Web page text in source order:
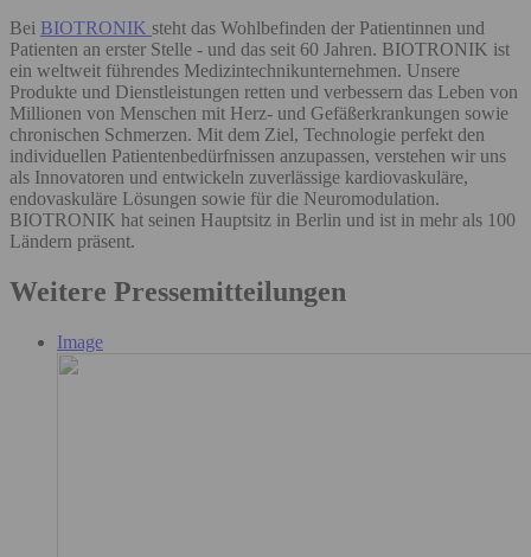
Bei BIOTRONIK steht das Wohlbefinden der Patientinnen und
Patienten an erster Stelle - und das seit 60 Jahren. BIOTRONIK ist
ein weltweit führendes Medizintechnikunternehmen. Unsere
Produkte und Dienstleistungen retten und verbessern das Leben von
Millionen von Menschen mit Herz- und Gefäßerkrankungen sowie
chronischen Schmerzen. Mit dem Ziel, Technologie perfekt den
individuellen Patientenbedürfnissen anzupassen, verstehen wir uns
als Innovatoren und entwickeln zuverlässige kardiovaskuläre,
endovaskuläre Lösungen sowie für die Neuromodulation.
BIOTRONIK hat seinen Hauptsitz in Berlin und ist in mehr als 100
Ländern präsent.
Weitere Pressemitteilungen
Image